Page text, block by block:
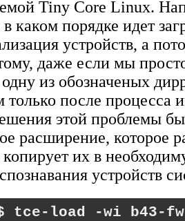
Tiny Core Linux.
каком порядке идет
устройств, а
даже если мы
из обозначеных
только после процесса
этой проблемы
расширение, которое
копирует их в
устройств
tce-load -wi b43-